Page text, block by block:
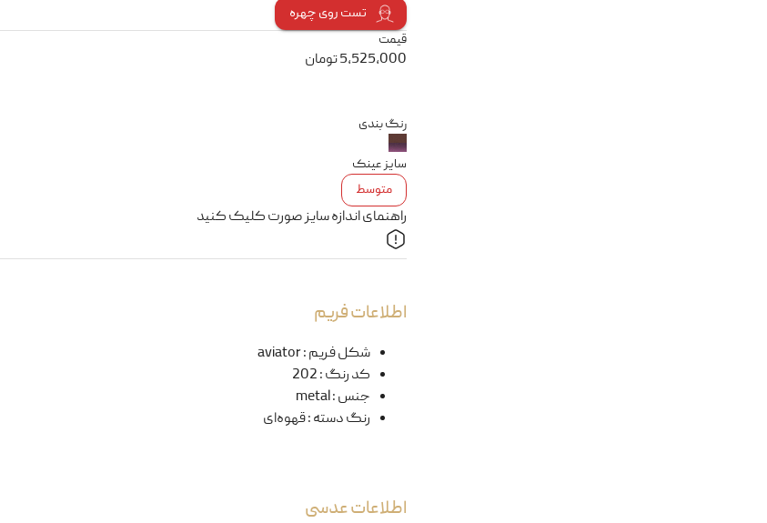
تست روی چهره
قیمت
5,525,000تومان
رنگ بندی
سایز عینک
متوسط
راهنمای اندازه سایز صورت کلیک کنید
اطلاعات فریم
شکل فریم:
aviator
کد رنگ:
202
جنس:
metal
رنگ دسته:قهوه‌ای
اطلاعات عدسی